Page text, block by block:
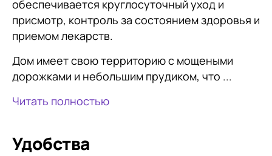
обеспечивается круглосуточный уход и
присмотр, контроль за состоянием здоровья и
приемом лекарств.
Дом имеет свою территорию с мощеными
дорожками и небольшим прудиком, что ...
Читать полностью
Удобства